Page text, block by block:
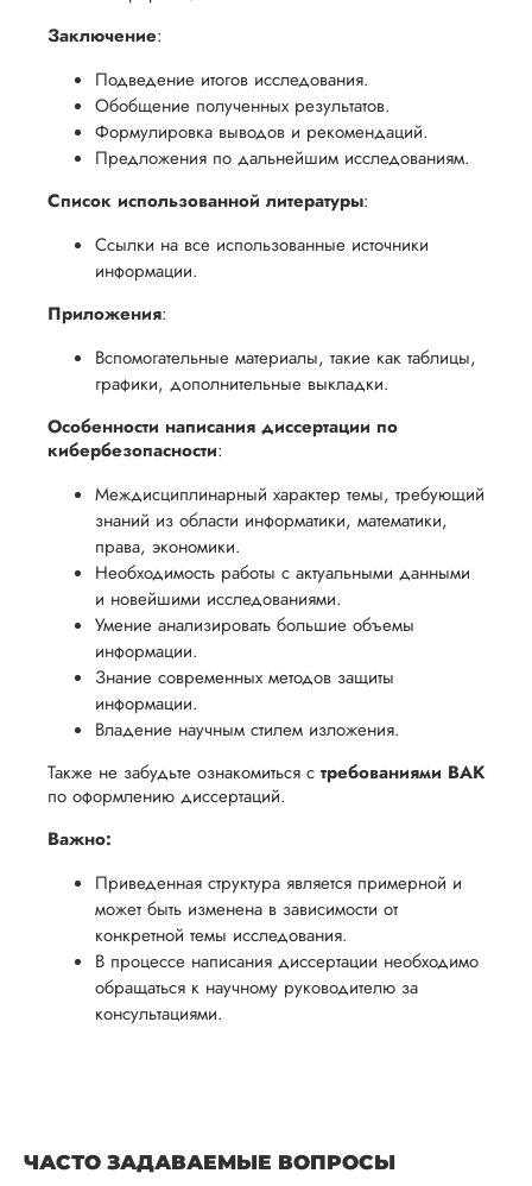
Заключение:
Подведение итогов исследования.
Обобщение полученных результатов.
Формулировка выводов и рекомендаций.
Предложения по дальнейшим исследованиям.
Список использованной литературы:
Ссылки на все использованные источники
информации.
Приложения:
Вспомогательные материалы, такие как таблицы,
графики, дополнительные выкладки.
Особенности написания диссертации по
кибербезопасности:
Междисциплинарный характер темы, требующий
знаний из области информатики, математики,
права, экономики.
Необходимость работы с актуальными данными
и новейшими исследованиями.
Умение анализировать большие объемы
информации.
Знание современных методов защиты
информации.
Владение научным стилем изложения.
Также не забудьте ознакомиться с требованиями ВАК
по оформлению диссертаций.
Важно:
Приведенная структура является примерной и
может быть изменена в зависимости от
конкретной темы исследования.
В процессе написания диссертации необходимо
обращаться к научному руководителю за
консультациями.
ЧАСТО ЗАДАВАЕМЫЕ ВОПРОСЫ